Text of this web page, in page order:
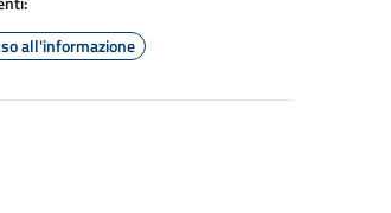
all'informazione